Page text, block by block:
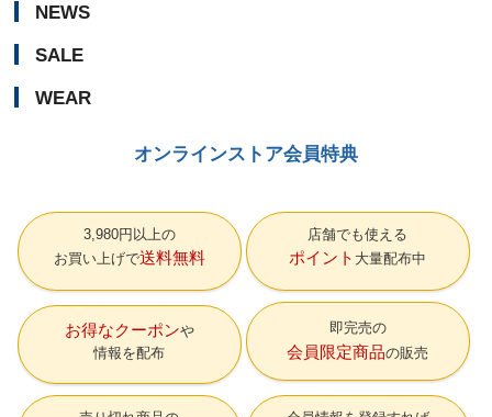
NEWS
SALE
WEAR
オンラインストア会員特典
3,980円以上の
お買い上げで送料無料
店舗でも使える
ポイント 大量配布中
お得なクーポン
情報を配布
即完売の
会員限定商品の販売